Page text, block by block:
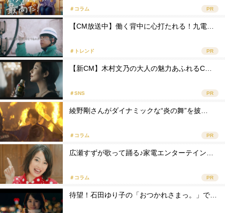
＃コラム PR
【CM放送中】働く背中に心打たれる！九電…
＃トレンド PR
【新CM】木村文乃の大人の魅力あふれるC…
＃SNS PR
綾野剛さんがダイナミックな“炎の舞”を披…
＃コラム PR
広瀬すずが歌って踊る♪家電エンターテイン…
＃コラム PR
待望！石田ゆり子の「おつかれさまっ。」で…